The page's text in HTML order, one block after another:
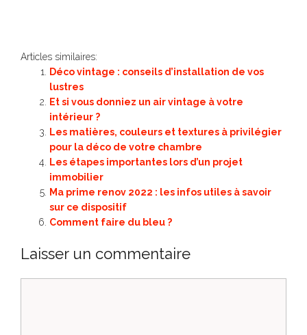
Articles similaires:
Déco vintage : conseils d’installation de vos
lustres
Et si vous donniez un air vintage à votre
intérieur ?
Les matières, couleurs et textures à privilégier
pour la déco de votre chambre
Les étapes importantes lors d’un projet
immobilier
Ma prime renov 2022 : les infos utiles à savoir
sur ce dispositif
Comment faire du bleu ?
Laisser un commentaire